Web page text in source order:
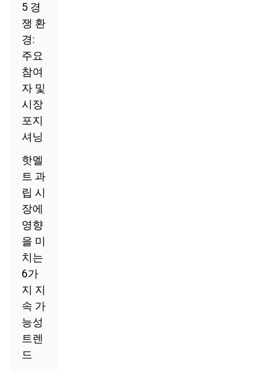
5 경
쟁 환
경:
주요
참여
자 및
시장
포지
셔닝
핫멜
트 과
립 시
장에
영향
을 미
치는
6가
지 지
속 가
능성
트렌
드